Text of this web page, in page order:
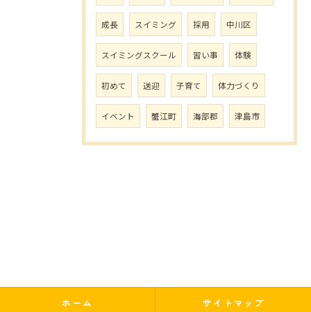
成長 スイミング 採用 中川区
スイミングスクール 習い事 体験
初めて 送迎 子育て 体力づくり
イベント 蟹江町 海部郡 津島市
ホーム サイトマップ